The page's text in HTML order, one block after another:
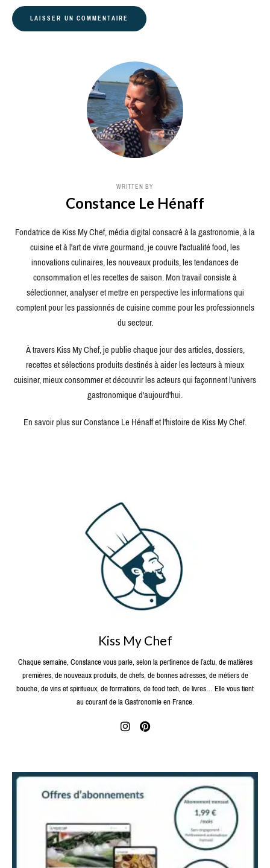
WRITTEN BY
Constance Le Hénaff
Fondatrice de Kiss My Chef, média digital consacré à la gastronomie, à la
cuisine et à l'art de vivre gourmand, je couvre l'actualité food, les
innovations culinaires, les nouveaux produits, les tendances de
consommation et les recettes de saison. Mon travail consiste à
sélectionner, analyser et mettre en perspective les informations qui
comptent pour les passionnés de cuisine comme pour les professionnels
du secteur.
À travers Kiss My Chef, je publie chaque jour des articles, dossiers,
recettes et sélections produits destinés à aider les lecteurs à mieux
cuisiner, mieux consommer et découvrir les acteurs qui façonnent l'univers
gastronomique d'aujourd'hui.
En savoir plus sur Constance Le Hénaff et l'histoire de Kiss My Chef.
Kiss My Chef
Chaque semaine, Constance vous parle, selon la pertinence de l’actu, de matières
premières, de nouveaux produits, de chefs, de bonnes adresses, de métiers de
bouche, de vins et spiritueux, de formations, de food tech, de livres… Elle vous tient
au courant de la Gastronomie en France.